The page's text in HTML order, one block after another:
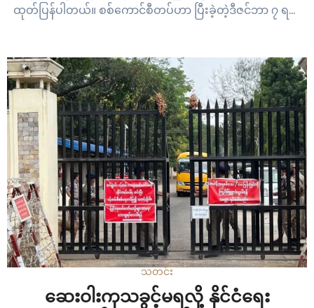
ထုတ်ပြန်ပါတယ်။ စစ်ကောင်စီတပ်ဟာ ပြီးခဲ့တဲ့ဒီဇင်ဘာ ၇ ရက်
စစ်ကြောင်းထိုးလာတဲ့အတွက် ကရင်အမျိုးသားလွတ်မြောက်ရေး
တပ်မတော် KNLA…
သတင်း
ဆေးဝါးကုသခွင့်မရလို့ နိုင်ငံရေး